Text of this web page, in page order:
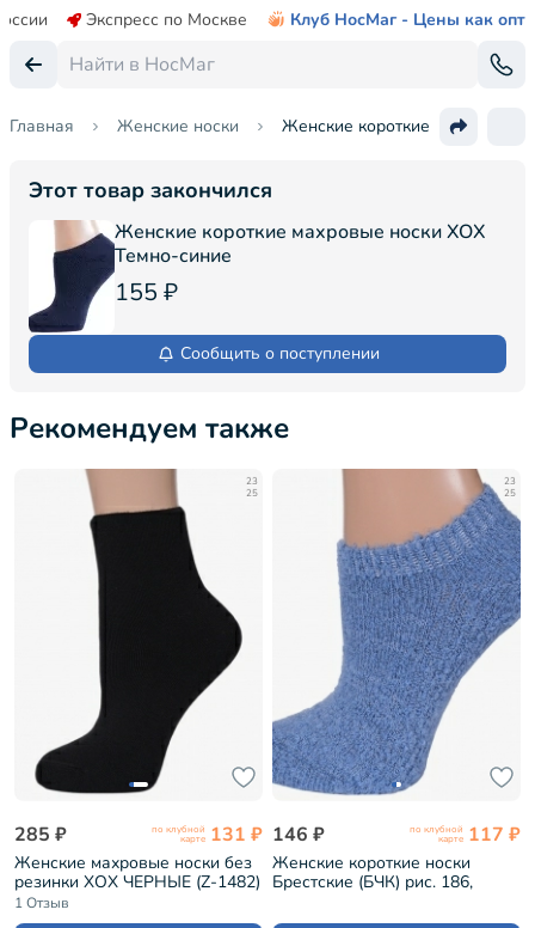
Экспресс по Москве Клуб НосМаг - Цены как опт
Главная Женские носки Женские короткие махровые
Этот товар закончился
Женские короткие махровые носки ХОХ
Темно-синие
155 ₽
Сообщить о поступлении
Рекомендуем также
23
25
285 ₽ по клубной
карте 131 ₽
Женские махровые носки без
резинки ХОХ ЧЕРНЫЕ (Z-1482)
1 Отзыв
23
25
146 ₽ по клубной
карте 117 ₽
Женские короткие носки
Брестские (БЧК) рис. 186,